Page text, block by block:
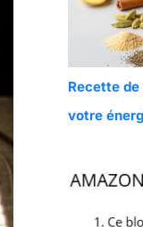
Recette
votre